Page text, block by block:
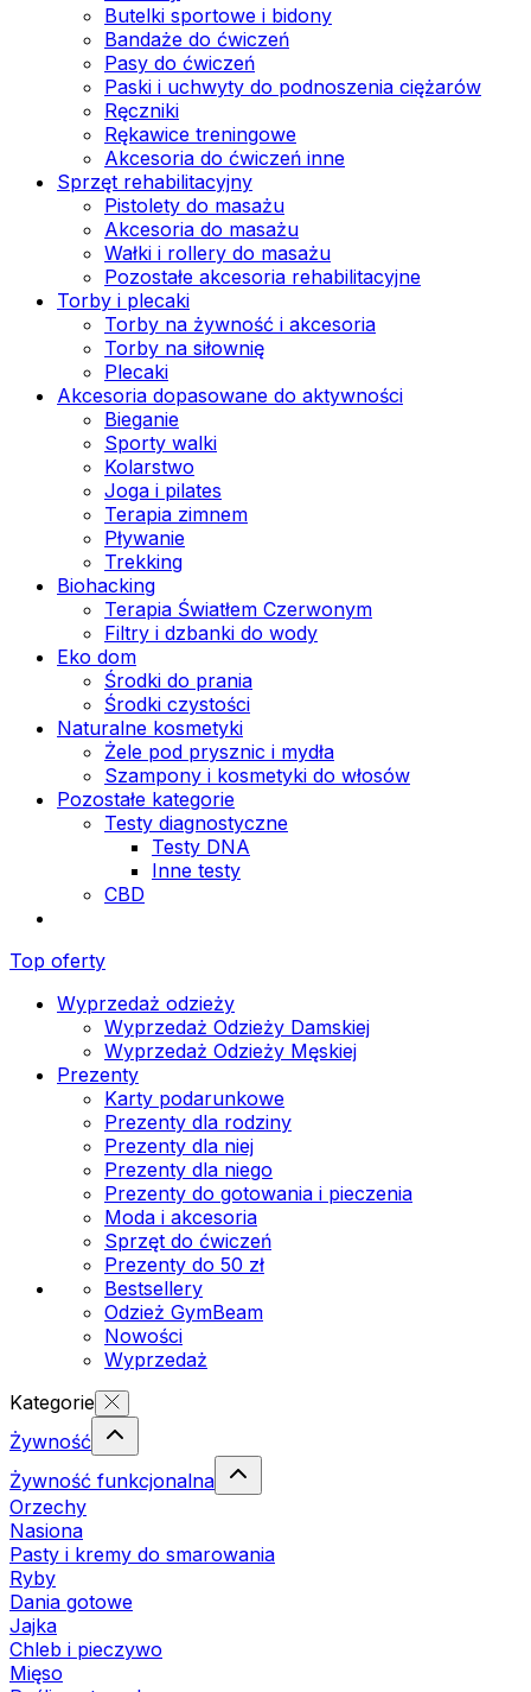
Butelki sportowe i bidony
Bandaże do ćwiczeń
Pasy do ćwiczeń
Paski i uchwyty do podnoszenia ciężarów
Ręczniki
Rękawice treningowe
Akcesoria do ćwiczeń inne
Sprzęt rehabilitacyjny
Pistolety do masażu
Akcesoria do masażu
Wałki i rollery do masażu
Pozostałe akcesoria rehabilitacyjne
Torby i plecaki
Torby na żywność i akcesoria
Torby na siłownię
Plecaki
Akcesoria dopasowane do aktywności
Bieganie
Sporty walki
Kolarstwo
Joga i pilates
Terapia zimnem
Pływanie
Trekking
Biohacking
Terapia Światłem Czerwonym
Filtry i dzbanki do wody
Eko dom
Środki do prania
Środki czystości
Naturalne kosmetyki
Żele pod prysznic i mydła
Szampony i kosmetyki do włosów
Pozostałe kategorie
Testy diagnostyczne
Testy DNA
Inne testy
CBD
Top oferty
Wyprzedaż odzieży
Wyprzedaż Odzieży Damskiej
Wyprzedaż Odzieży Męskiej
Prezenty
Karty podarunkowe
Prezenty dla rodziny
Prezenty dla niej
Prezenty dla niego
Prezenty do gotowania i pieczenia
Moda i akcesoria
Sprzęt do ćwiczeń
Prezenty do 50 zł
Bestsellery
Odzież GymBeam
Nowości
Wyprzedaż
Kategorie
Żywność
Żywność funkcjonalna
Orzechy
Nasiona
Pasty i kremy do smarowania
Ryby
Dania gotowe
Jajka
Chleb i pieczywo
Mięso